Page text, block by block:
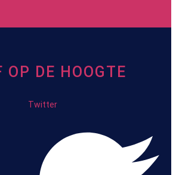
OP DE HOOGTE
Twitter